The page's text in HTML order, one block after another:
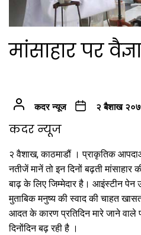
मांसाहार पर
कदर न्यूज २ बैशाख
कदर न्यूज
२ वैशाख, काठमाडौं । प्राकृतिक
नतीजें मानें तो इन दिनों बढ़ती मांसाहार
बाढ़ के लिए जिम्मेदार है। आइंस्टीन
मुताबिक मनुष्य की स्वाद की चाहत
आदत के कारण प्रतिदिन मारे जाने
दिनोंदिन बढ़ रही है ।